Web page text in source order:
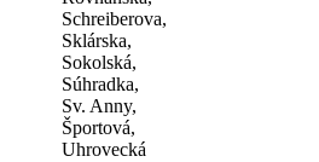
Schreiberova,
Sklárska,
Sokolská,
Súhradka,
Sv. Anny,
Športová,
Uhrovecká